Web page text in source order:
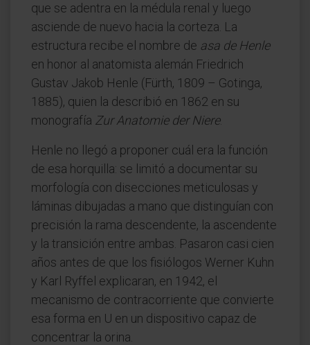
que se adentra en la médula renal y luego
asciende de nuevo hacia la corteza. La
estructura recibe el nombre de asa de Henle
en honor al anatomista alemán Friedrich
Gustav Jakob Henle (Fürth, 1809 – Gotinga,
1885), quien la describió en 1862 en su
monografía Zur Anatomie der Niere.
Henle no llegó a proponer cuál era la función
de esa horquilla: se limitó a documentar su
morfología con disecciones meticulosas y
láminas dibujadas a mano que distinguían con
precisión la rama descendente, la ascendente
y la transición entre ambas. Pasaron casi cien
años antes de que los fisiólogos Werner Kuhn
y Karl Ryffel explicaran, en 1942, el
mecanismo de contracorriente que convierte
esa forma en U en un dispositivo capaz de
concentrar la orina.